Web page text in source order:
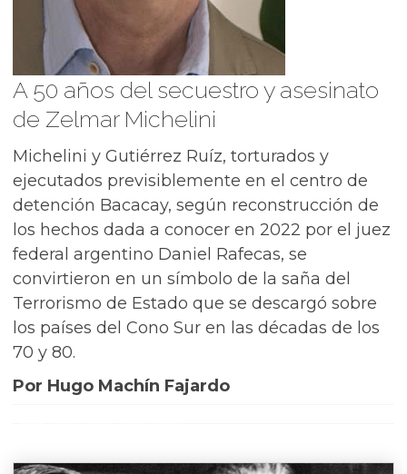
A 50 años del secuestro y asesinato
de Zelmar Michelini
Michelini y Gutiérrez Ruíz, torturados y
ejecutados previsiblemente en el centro de
detención Bacacay, según reconstrucción de
los hechos dada a conocer en 2022 por el juez
federal argentino Daniel Rafecas, se
convirtieron en un símbolo de la saña del
Terrorismo de Estado que se descargó sobre
los países del Cono Sur en las décadas de los
70 y 80.
Por Hugo Machín Fajardo